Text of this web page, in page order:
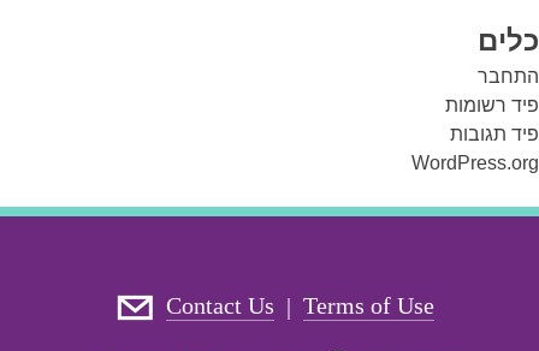
כלים
התחבר
פיד רשומות
פיד תגובות
WordPress.org
Terms of Use
|
Contact Us